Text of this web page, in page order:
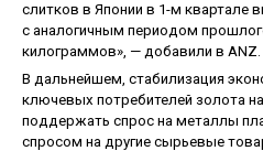
слитков в Японии в 1-м квартале
с аналогичным периодом
килограммов», — добавили в ANZ.
В дальнейшем, стабилизация
ключевых потребителей золота
поддержать спрос на металлы
спросом на другие сырьевые